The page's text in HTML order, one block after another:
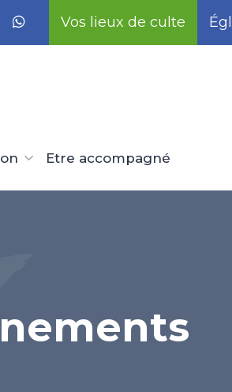
Vos lieux de culte
Etre accompagné